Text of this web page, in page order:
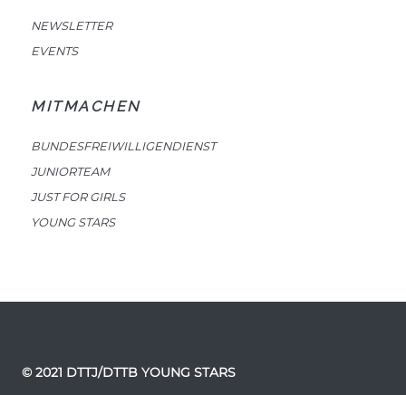
NEWSLETTER
EVENTS
MITMACHEN
BUNDESFREIWILLIGENDIENST
JUNIORTEAM
JUST FOR GIRLS
YOUNG STARS
© 2021 DTTJ/DTTB YOUNG STARS